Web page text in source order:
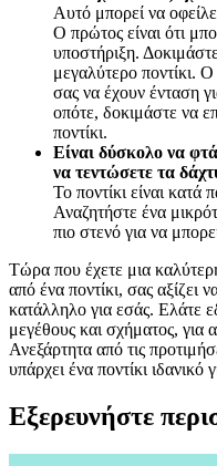
Αυτό μπορεί να
Ο πρώτος είναι ότι
υποστήριξη.
μεγαλύτερο ποντίκι. Ο
σας να έχουν ένταση
οπότε, δοκιμάστε να
ποντίκι.
Είναι δύσκολο να
να τεντώσετε τα
Το ποντίκι είναι
Αναζητήστε ένα
πιο στενό για να
Τώρα που έχετε μια καλύτερη
από ένα ποντίκι, σας αξίζει
κατάλληλο για εσάς. Ελάτε
μεγέθους και σχήματος, για
Ανεξάρτητα από τις
υπάρχει ένα ποντίκι ιδανικό
Εξερευνήστε